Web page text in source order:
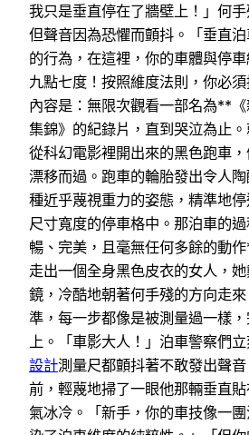
我只是垂直停在了牆壁上！」何手
但聲音因為恐懼而顫抖。「垂直
的行為，在這裡，你的車體與停
九點七度！按照維度法則，你必
內容是：無限次觀看一部名為**
集錦》的紀錄片，直到哭泣為止
從科幻電影裡開出來的黑色跑車
漂移而過。跑車的輪胎發出令人
種近乎蔑視重力的姿態，精準地
尺寸寬度的停車格中。那泊車的
暢、完美，且毫無任何多餘的動
走出一個全身黑色皮衣的女人，
鏡，冷酷地朝著何手殘的方向走
準，每一步都像是被測量過一樣
上。「車影大人！」泊車警察們
設計測量尺都顫抖著不敢發出聲
前，輕蔑地掃了一眼他那輛垂直
氣冰冷。「新手，你的車技像一